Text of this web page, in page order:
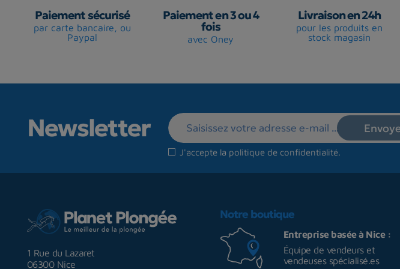
Paiement sécurisé
par carte bancaire, ou
Paypal
Paiement en 3 ou 4
fois
avec Oney
Livraison en 24h
pour les produits en
stock magasin
Newsletter
J'accepte la politique de confidentialité.
1 Rue du Lazaret
06300 Nice
Notre boutique
Entreprise basée à Nice :
Équipe de vendeurs et
vendeuses spécialisé.es